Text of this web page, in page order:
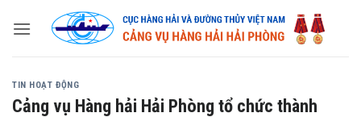
TIN HOẠT ĐỘNG
Cảng vụ Hàng hải Hải Phòng tổ chức thành